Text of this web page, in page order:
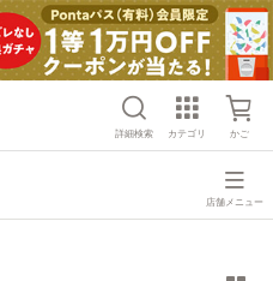
詳細検索 カテゴリ かご
店舗メニュー